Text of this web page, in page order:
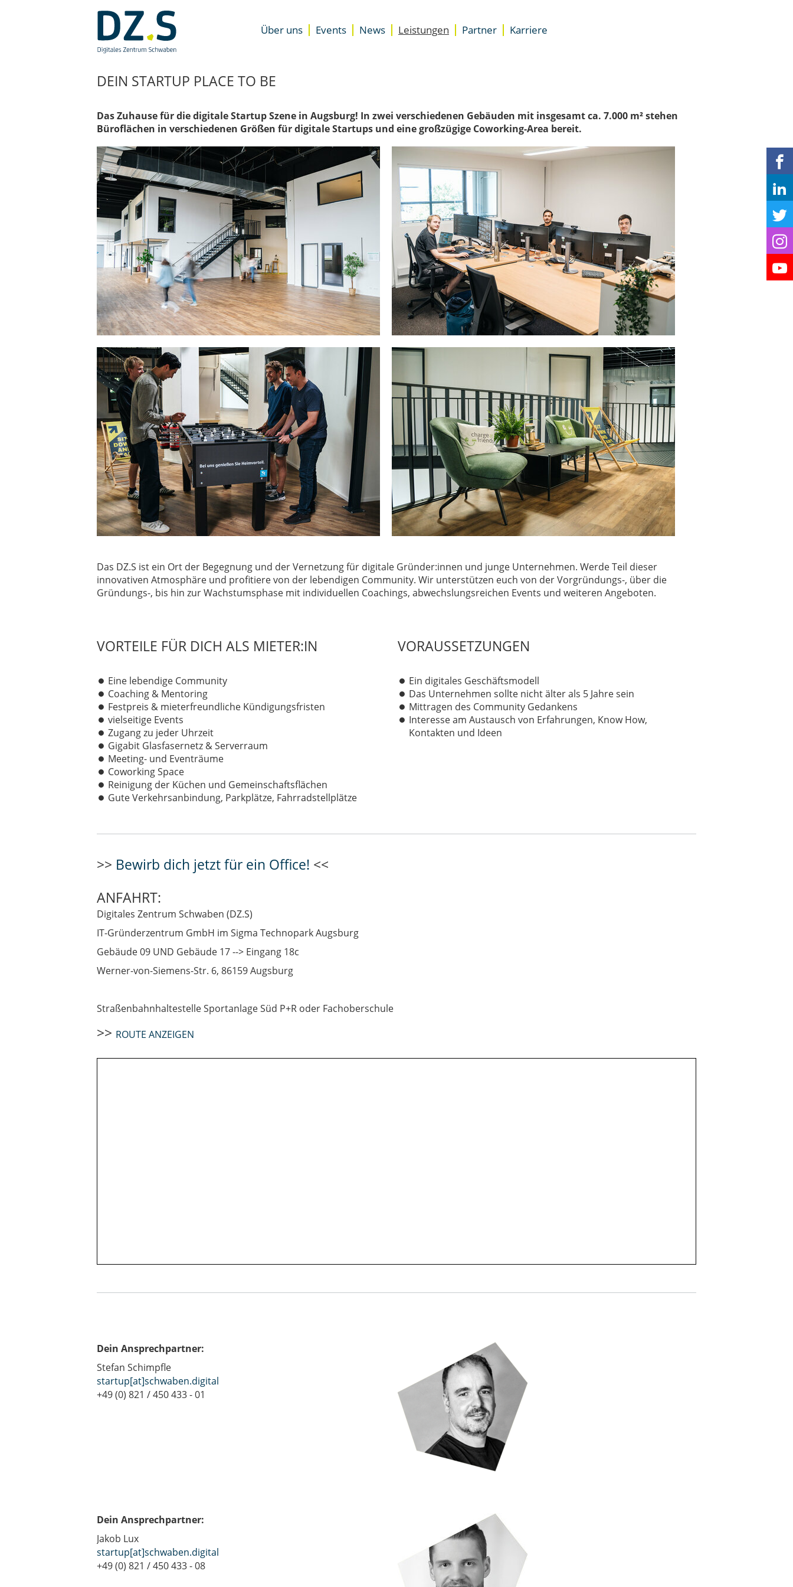
Über uns
Team
Events News Leistungen
EXIST-Gründungsnetzwerk
Expertenrat
Space
Coworking Space
Meeting- & Eventräume mieten
Start-up Büroräume
Partner Karriere
DEIN STARTUP PLACE TO BE
Das Zuhause für die digitale Startup Szene in Augsburg! In zwei verschiedenen Gebäuden mit insgesamt ca. 7.000 m² stehen
Büroflächen in verschiedenen Größen für digitale Startups und eine großzügige Coworking-Area bereit.
Das DZ.S ist ein Ort der Begegnung und der Vernetzung für digitale Gründer:innen und junge Unternehmen. Werde Teil dieser
innovativen Atmosphäre und profitiere von der lebendigen Community. Wir unterstützen euch von der Vorgründungs-, über die
Gründungs-, bis hin zur Wachstumsphase mit individuellen Coachings, abwechslungsreichen Events und weiteren Angeboten.
VORTEILE FÜR DICH ALS MIETER:IN
Eine lebendige Community
Coaching & Mentoring
Festpreis & mieterfreundliche Kündigungsfristen
vielseitige Events
Zugang zu jeder Uhrzeit
Gigabit Glasfasernetz & Serverraum
Meeting- und Eventräume
Coworking Space
Reinigung der Küchen und Gemeinschaftsflächen
Gute Verkehrsanbindung, Parkplätze, Fahrradstellplätze
VORAUSSETZUNGEN
Ein digitales Geschäftsmodell
Das Unternehmen sollte nicht älter als 5 Jahre sein
Mittragen des Community Gedankens
Interesse am Austausch von Erfahrungen, Know How,
Kontakten und Ideen
>> Bewirb dich jetzt für ein Office! <<
ANFAHRT:
Digitales Zentrum Schwaben (DZ.S)
IT-Gründerzentrum GmbH im Sigma Technopark Augsburg
Gebäude 09 UND Gebäude 17 --> Eingang 18c
Werner-von-Siemens-Str. 6, 86159 Augsburg
Straßenbahnhaltestelle Sportanlage Süd P+R oder Fachoberschule
>> ROUTE ANZEIGEN
Dein Ansprechpartner:
Stefan Schimpfle
startup[at]schwaben.digital
+49 (0) 821 / 450 433 - 01
Dein Ansprechpartner:
Jakob Lux
startup[at]schwaben.digital
+49 (0) 821 / 450 433 - 08